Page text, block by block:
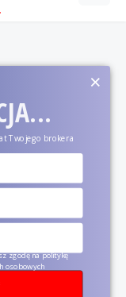
Twojego brokera
×
zgodę na politykę
osobowych